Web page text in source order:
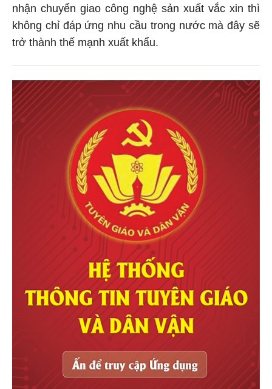
nhận chuyển giao công nghệ sản xuất vắc xin thì
không chỉ đáp ứng nhu cầu trong nước mà đây sẽ
trở thành thế mạnh xuất khẩu.